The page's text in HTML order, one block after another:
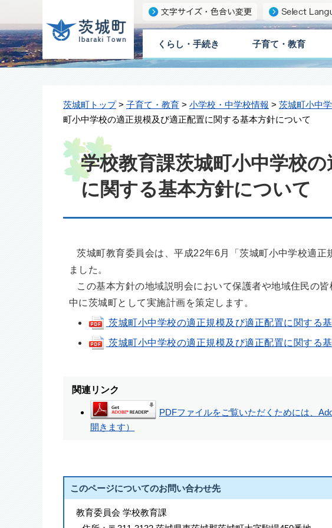
くらし・手続き 子育て・教育
茨城町トップ> 子育て・教育 > 小学校・中学校情報 > 茨城町小中
町小中学校の適正規模及び適正配置に関する基本方針について
学校教育課茨城町小中学校
に関する基本方針について
茨城町教育委員会は、平成22年6月「茨城町小中学校適正
ました。
この基本方針の地域説明会において保護者や地域住民の
中に茨城町として実施計画を策定します。
茨城町小中学校の適正規模及び適正配置に関する
茨城町小中学校の適正規模及び適正配置に関する
関連リンク
PDFファイルをご覧いただくためには、
開きます）
このページについてのお問い合わせ先
教育委員会 学校教育課